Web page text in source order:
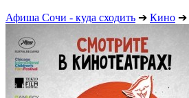
Афиша Сочи - куда сходить ➔ Кино ➔